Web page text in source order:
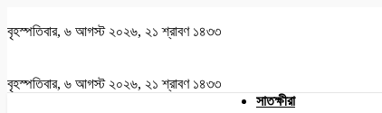
বৃহস্পতিবার, ৬ আগস্ট ২০২৬, ২১ শ্রাবণ ১৪৩৩
বৃহস্পতিবার, ৬ আগস্ট ২০২৬, ২১ শ্রাবণ ১৪৩৩
সাতক্ষীরা